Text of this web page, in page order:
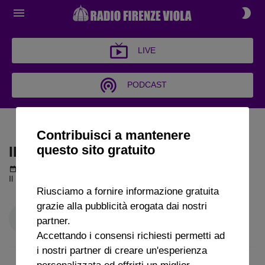
LIVE
PODCAST
IL BRIVIDO VIOLA
IL BRIVIDO VIOLA
Il Brivido Viola puntata del 2 05 2025
Contribuisci a mantenere
questo sito gratuito
Riusciamo a fornire informazione gratuita
grazie alla pubblicità erogata dai nostri
partner.
Accettando i consensi richiesti permetti ad
i nostri partner di creare un'esperienza